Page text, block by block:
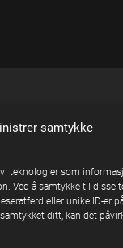
samtykke
teknologier som
Ved å samtykke til disse
eller unike ID-er
ditt, kan det